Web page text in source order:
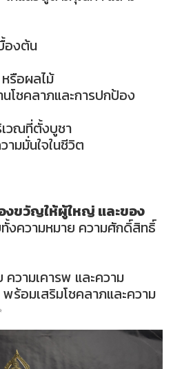
องต้น
รือผลไม้
ชคลาภและการปกป้อง
วณที่ตั้งบูชา
มมั่นใจในชีวิต
งขวัญให้ผู้ใหญ่ และของ
งความหมาย ความศักดิ์สิทธิ์
ความเคารพ และความ
ร้อมเสริมโชคลาภและความ